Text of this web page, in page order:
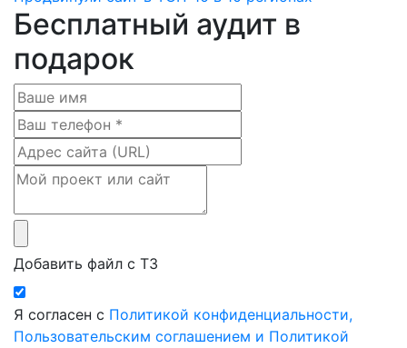
Бесплатный аудит в
подарок
Добавить файл с ТЗ
Я согласен с Политикой конфиденциальности,
Пользовательским соглашением и Политикой